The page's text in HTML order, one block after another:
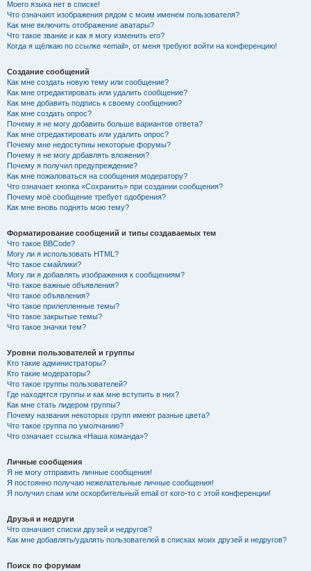
Моего языка нет в списке!
Что означают изображения рядом с моим именем пользователя?
Как мне включить отображение аватары?
Что такое звание и как я могу изменить его?
Когда я щёлкаю по ссылке «email», от меня требуют войти на конференцию!
Создание сообщений
Как мне создать новую тему или сообщение?
Как мне отредактировать или удалить сообщение?
Как мне добавить подпись к своему сообщению?
Как мне создать опрос?
Почему я не могу добавить больше вариантов ответа?
Как мне отредактировать или удалить опрос?
Почему мне недоступны некоторые форумы?
Почему я не могу добавлять вложения?
Почему я получил предупреждение?
Как мне пожаловаться на сообщения модератору?
Что означает кнопка «Сохранить» при создании сообщения?
Почему моё сообщение требует одобрения?
Как мне вновь поднять мою тему?
Форматирование сообщений и типы создаваемых тем
Что такое BBCode?
Могу ли я использовать HTML?
Что такое смайлики?
Могу ли я добавлять изображения к сообщениям?
Что такое важные объявления?
Что такое объявления?
Что такое прилепленные темы?
Что такое закрытые темы?
Что такое значки тем?
Уровни пользователей и группы
Кто такие администраторы?
Кто такие модераторы?
Что такое группы пользователей?
Где находятся группы и как мне вступить в них?
Как мне стать лидером группы?
Почему названия некоторых групп имеют разные цвета?
Что такое группа по умолчанию?
Что означает ссылка «Наша команда»?
Личные сообщения
Я не могу отправить личные сообщения!
Я постоянно получаю нежелательные личные сообщения!
Я получил спам или оскорбительный email от кого-то с этой конференции!
Друзья и недруги
Что означают списки друзей и недругов?
Как мне добавлять/удалять пользователей в списках моих друзей и недругов?
Поиск по форумам